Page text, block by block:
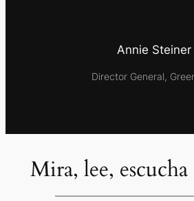
Annie Steiner
Director General,
Mira, lee, escucha